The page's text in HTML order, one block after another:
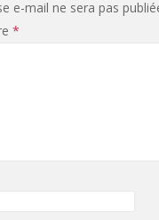
e-mail ne sera pas
*